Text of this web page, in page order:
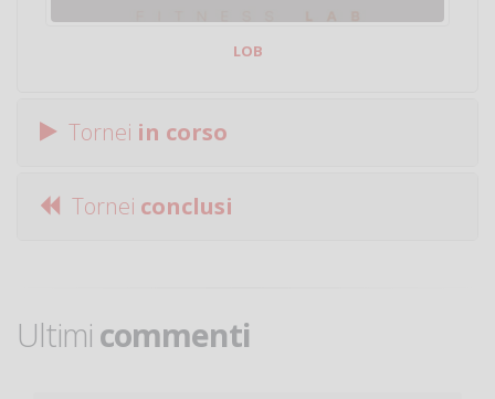
LOB
Tornei in corso
Tornei conclusi
Ultimi commenti